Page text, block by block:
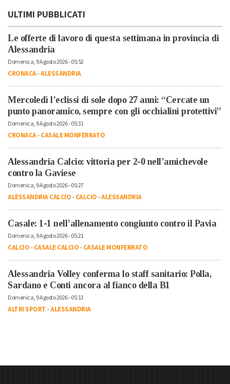
ULTIMI PUBBLICATI
Le offerte di lavoro di questa settimana in provincia di
Alessandria
Domenica, 9 Agosto 2026 - 05:52
CRONACA-ALESSANDRIA
Mercoledì l’eclissi di sole dopo 27 anni: “Cercate un
punto panoramico, sempre con gli occhialini protettivi”
Domenica, 9 Agosto 2026 - 05:31
CRONACA-CASALE MONFERRATO
Alessandria Calcio: vittoria per 2-0 nell’amichevole
contro la Gaviese
Domenica, 9 Agosto 2026 - 05:27
ALESSANDRIA CALCIO-CALCIO-ALESSANDRIA
Casale: 1-1 nell’allenamento congiunto contro il Pavia
Domenica, 9 Agosto 2026 - 05:21
CALCIO-CASALE CALCIO-CASALE MONFERRATO
Alessandria Volley conferma lo staff sanitario: Polla,
Sardano e Conti ancora al fianco della B1
Domenica, 9 Agosto 2026 - 05:13
ALTRI SPORT-ALESSANDRIA